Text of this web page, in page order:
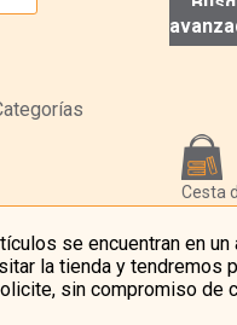
Cesta
se encuentran en un
la tienda y tendremos
sin compromiso de